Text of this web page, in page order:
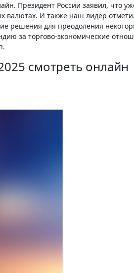
Президент России заявил, что
валютах. И также наш лидер
решения для преодоления
за торгово-экономические
смотреть онлайн